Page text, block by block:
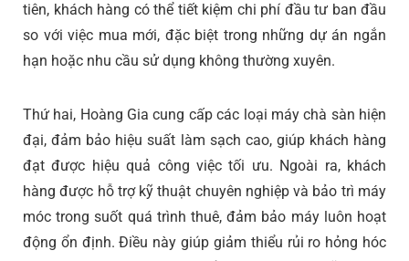
tiên, khách hàng có thể tiết kiệm chi phí đầu tư ban đầu
so với việc mua mới, đặc biệt trong những dự án ngắn
hạn hoặc nhu cầu sử dụng không thường xuyên.
Thứ hai, Hoàng Gia cung cấp các loại máy chà sàn hiện
đại, đảm bảo hiệu suất làm sạch cao, giúp khách hàng
đạt được hiệu quả công việc tối ưu. Ngoài ra, khách
hàng được hỗ trợ kỹ thuật chuyên nghiệp và bảo trì máy
móc trong suốt quá trình thuê, đảm bảo máy luôn hoạt
động ổn định. Điều này giúp giảm thiểu rủi ro hỏng hóc